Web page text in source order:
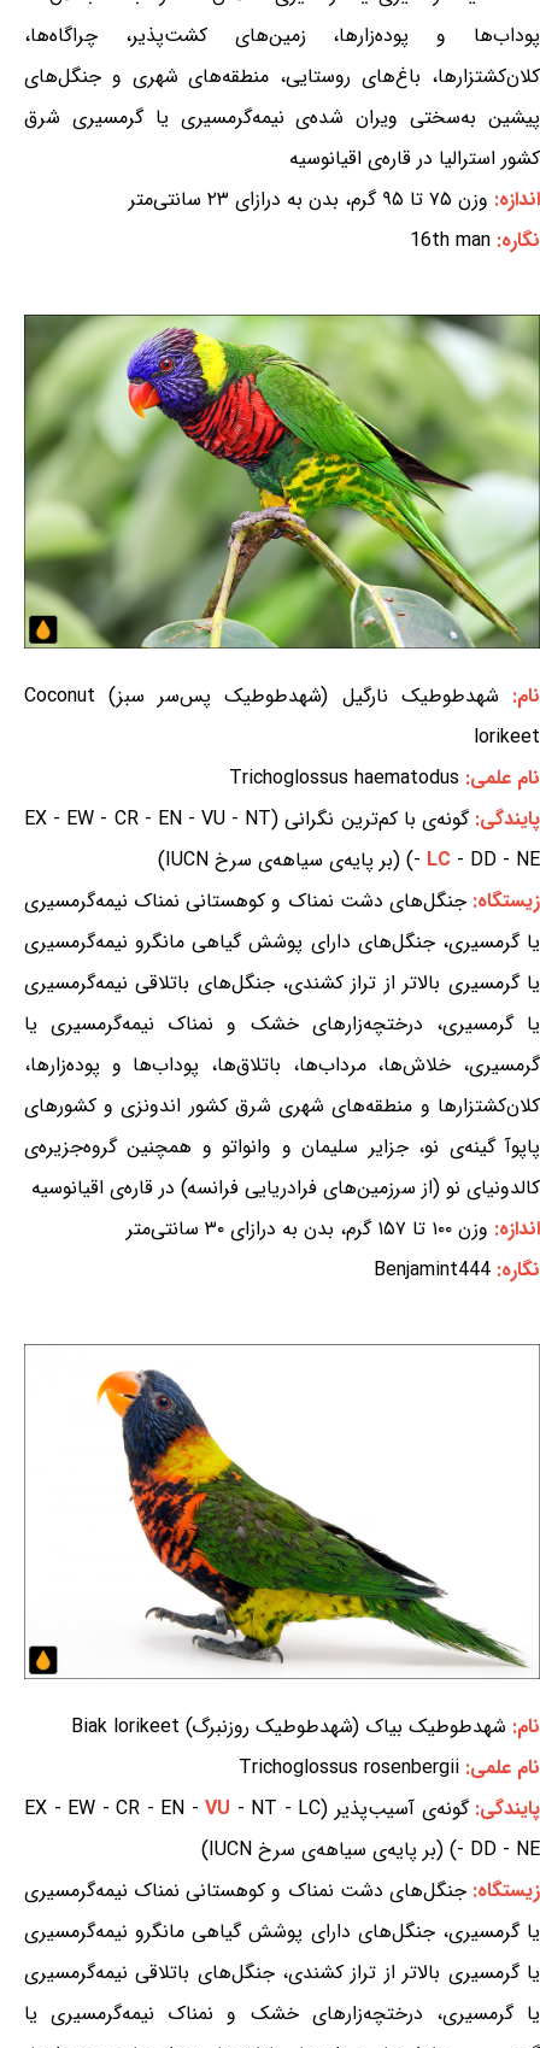
پوداب‌ها و پوده‌زارها، زمین‌های کشت‌پذیر، چراگاه‌ها،
کلان‌کشتزارها، باغ‌های روستایی، منطقه‌های شهری و جنگل‌های
پیشین به‌سختی ویران شده‌ی نیمه‌گرمسیری یا گرمسیری شرق
کشور استرالیا در قاره‌ی اقیانوسیه
اندازه: وزن ۷۵ تا ۹۵ گرم، بدن به درازای ۲۳ سانتی‌متر
نگاره: 16th man
نام:
شهدطوطیک نارگیل (شهدطوطیک پس‌سر سبز) Coconut
lorikeet
نام علمی: Trichoglossus haematodus
پایندگی:
گونه‌ی با کم‌ترین نگرانی (EX - EW - CR - EN - VU - NT
- LC - DD - NE) (بر پایه‌ی سیاهه‌ی سرخ IUCN)
زیستگاه:جنگل‌های دشت نمناک و کوهستانی نمناک نیمه‌گرمسیری
یا گرمسیری، جنگل‌های دارای پوشش گیاهی مانگرو نیمه‌گرمسیری
یا گرمسیری بالاتر از تراز کشندی، جنگل‌های باتلاقی نیمه‌گرمسیری
یا گرمسیری، درختچه‌زارهای خشک و نمناک نیمه‌گرمسیری یا
گرمسیری، خلاش‌ها، مرداب‌ها، باتلاق‌ها، پوداب‌ها و پوده‌زارها،
کلان‌کشتزارها و منطقه‌های شهری شرق کشور اندونزی و کشورهای
پاپوآ گینه‌ی نو، جزایر سلیمان و وانواتو و همچنین گروه‌جزیره‌ی
کالدونیای نو (از سرزمین‌های فرادریایی فرانسه) در قاره‌ی اقیانوسیه
اندازه: وزن ۱۰۰ تا ۱۵۷ گرم، بدن به درازای ۳۰ سانتی‌متر
نگاره: Benjamint444
نام: شهدطوطیک بیاک (شهدطوطیک روزنبرگ) Biak lorikeet
نام علمی: Trichoglossus rosenbergii
پایندگی:گونه‌ی آسیب‌پذیر (EX - EW - CR - EN - VU - NT - LC
- DD - NE) (بر پایه‌ی سیاهه‌ی سرخ IUCN)
زیستگاه:جنگل‌های دشت نمناک و کوهستانی نمناک نیمه‌گرمسیری
یا گرمسیری، جنگل‌های دارای پوشش گیاهی مانگرو نیمه‌گرمسیری
یا گرمسیری بالاتر از تراز کشندی، جنگل‌های باتلاقی نیمه‌گرمسیری
یا گرمسیری، درختچه‌زارهای خشک و نمناک نیمه‌گرمسیری یا